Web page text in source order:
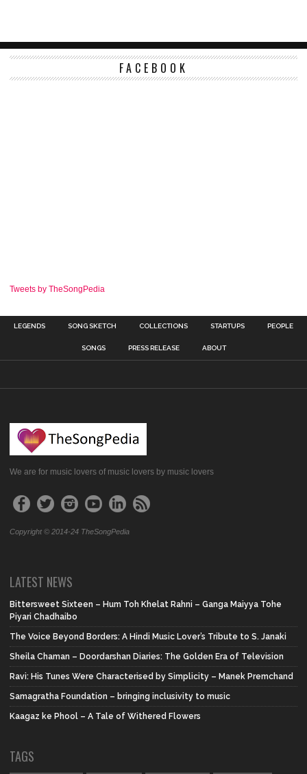
FACEBOOK
Tweets by TheSongPedia
LEGENDS SONG SKETCH COLLECTIONS STARTUPS PEOPLE
SONGS PRESS RELEASE ABOUT
We are for music lovers of music lovers by music lovers
Copyright © 2014-24 TheSongPedia
LATEST NEWS
Bittersweet Sixteen – Hum Toh Khelat Rahni – Ganga Maiyya Tohe
Piyari Chadhaibo
The Voice Beyond Borders: A Hindi Music Lover’s Tribute to S. Janaki
Sheila Chaman – Doordarshan Diaries: The Golden Era of Television
Ravi: His Tunes Were Characterised by Simplicity – Manek Premchand
Samagratha Foundation – bringing inclusivity to music
Kaagaz ke Phool – A Tale of Withered Flowers
TAGS